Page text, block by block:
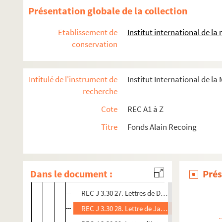
Présentation globale de la collection
Etablissement de
conservation
Institut international de la
Intitulé de l'instrument de
recherche
Institut International de la
Cote
REC A1 à Z
Titre
Fonds Alain Recoing
Dans le document :
REC J 3.30 15. Contrats entre Alain Recoing
REC J 3.30 17. Contrat entre Alain Recoing
REC J 3.30 19. Contrat entre Alain Recoing et
REC J 3.30 20. Contrat entre Alain Recoing
REC J 3.30 23. Lettres entre Alain Recoing et
REC J 3.30 25. Lettre d'Éloi Recoing à Alain
REC J 3.30 26. Lettres entre Alain Recoing et
REC J 3.30 27. Lettres de Denise Leclerc et
REC J 3.30 28. Lettre de Jacques Félix à Alain